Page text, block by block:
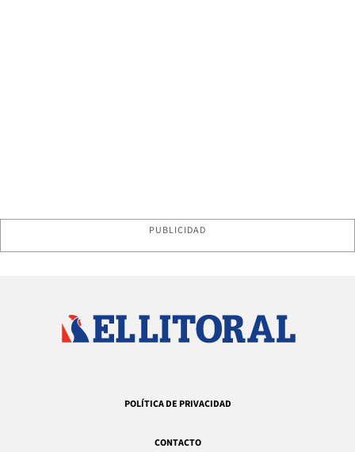
PUBLICIDAD
POLÍTICA DE PRIVACIDAD
CONTACTO